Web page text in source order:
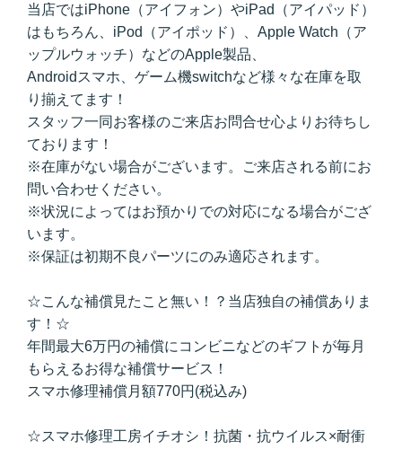
当店ではiPhone（アイフォン）やiPad（アイパッド）
はもちろん、iPod（アイポッド）、Apple Watch（ア
ップルウォッチ）などのApple製品、
Androidスマホ、ゲーム機switchなど様々な在庫を取
り揃えてます！
スタッフ一同お客様のご来店お問合せ心よりお待ちし
ております！
※在庫がない場合がございます。ご来店される前にお
問い合わせください。
※状況によってはお預かりでの対応になる場合がござ
います。
※保証は初期不良パーツにのみ適応されます。
☆こんな補償見たこと無い！？当店独自の補償ありま
す！☆
年間最大6万円の補償にコンビニなどのギフトが毎月
もらえるお得な補償サービス！
スマホ修理補償月額770円(税込み)
☆スマホ修理工房イチオシ！抗菌・抗ウイルス×耐衝